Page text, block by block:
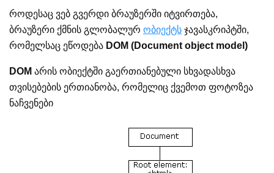
როდესაც ვებ გვერდი ბრაუზერში იტვირთება,
ბრაუზერი ქმნის გლობალურ ობიექტს ჯავასკრიპტში,
რომელსაც ეწოდება DOM (Document object model)
DOM არის ობიექტში გაერთიანებული სხვადასხვა
თვისებების ერთიანობა, რომელიც ქვემოთ ფოტოზეა
ნაჩვენები